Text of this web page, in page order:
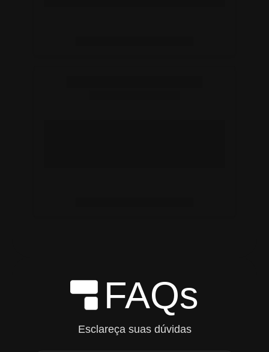
FAQs
Esclareça suas dúvidas